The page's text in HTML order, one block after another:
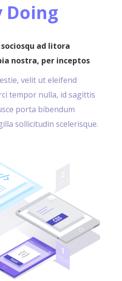
Doing
ad litora
nostra, per inceptos
velit ut eleifend
tempor nulla, id sagittis
porta bibendum
sollicitudin scelerisque.